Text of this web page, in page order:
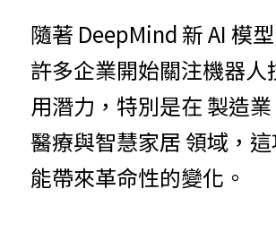
隨著 DeepMind 新 AI 模
許多企業開始關注機器人
用潛力，特別是在 製造業
醫療與智慧家居 領域，
能帶來革命性的變化。